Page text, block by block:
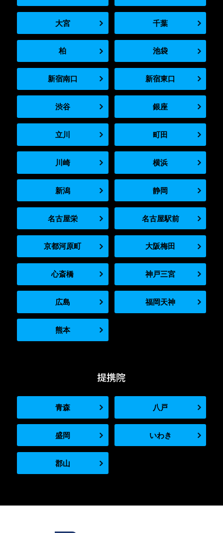
大宮 千葉
柏 池袋
新宿南口 新宿東口
渋谷 銀座
立川 町田
川崎 横浜
新潟 静岡
名古屋栄 名古屋駅前
京都河原町 大阪梅田
心斎橋 神戸三宮
広島 福岡天神
熊本
提携院
青森 八戸
盛岡 いわき
郡山